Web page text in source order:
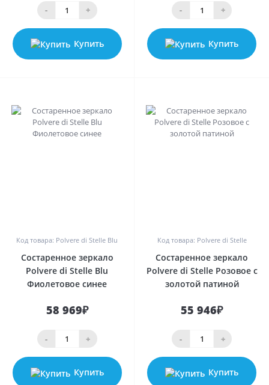
- +
Купить
- +
Купить
Код товара: Polvere di Stelle Blu
Состаренное зеркало
Polvere di Stelle Blu
Фиолетовое синее
58 969₽
- +
Купить
Код товара: Polvere di Stelle
Состаренное зеркало
Polvere di Stelle Розовое с
золотой патиной
55 946₽
- +
Купить